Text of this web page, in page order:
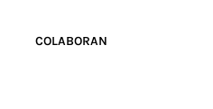
COLABORAN